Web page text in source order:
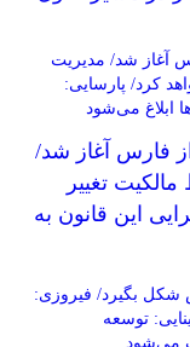
فارس آغاز شد/
تغییر
این قانون به